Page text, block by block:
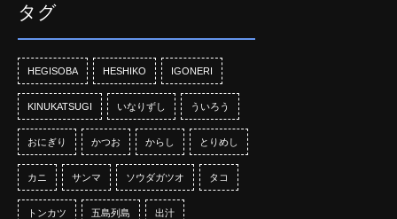
タグ
HEGISOBA HESHIKO IGONERI
KINUKATSUGI いなりずし ういろう
おにぎり かつお からし とりめし
カニ サンマ ソウダガツオ タコ
トンカツ 五島列島 出汁